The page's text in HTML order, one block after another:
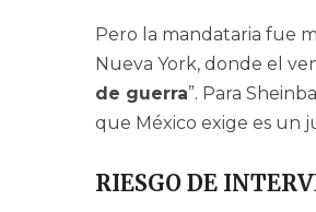
Pero la mandataria fue
Nueva York, donde el
de guerra”. Para
que México exige es un
RIESGO DE